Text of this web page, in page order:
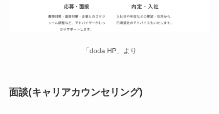
「doda HP」より
面談(キャリアカウンセリング)